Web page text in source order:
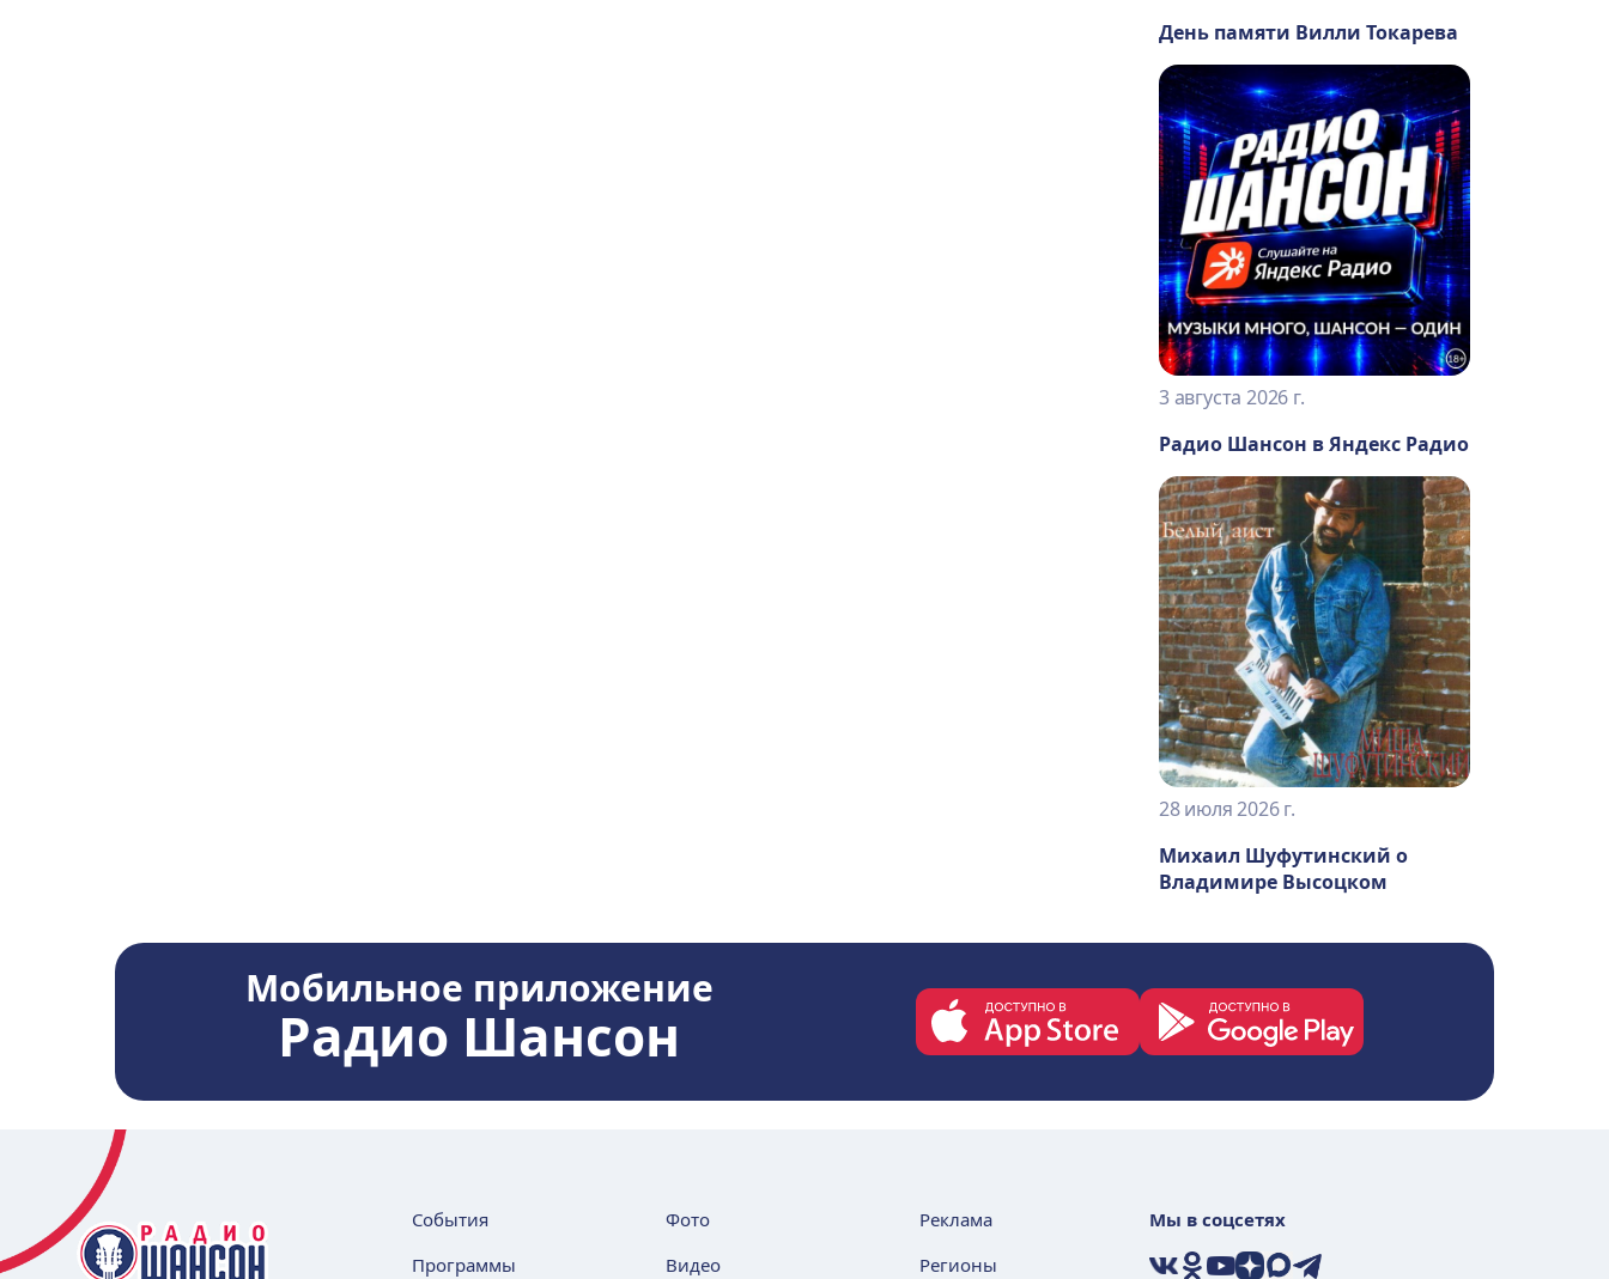
День памяти Вилли Токарева
3 августа 2026 г.
Радио Шансон в Яндекс Радио
28 июля 2026 г.
Михаил Шуфутинский о
Владимире Высоцком
Мобильное приложение
Радио Шансон
События
Программы
Фото
Видео
Реклама
Регионы
Мы в соцсетях
VKOkYouTube
ДзенMaxTelegram